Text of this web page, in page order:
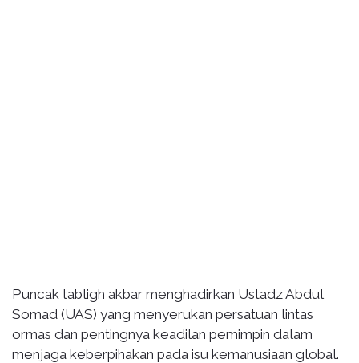
Puncak tabligh akbar menghadirkan Ustadz Abdul
Somad (UAS) yang menyerukan persatuan lintas
ormas dan pentingnya keadilan pemimpin dalam
menjaga keberpihakan pada isu kemanusiaan global.